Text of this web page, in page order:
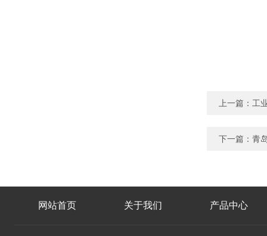
上一篇： 工
下一篇： 青
网站首页 关于我们 产品中心